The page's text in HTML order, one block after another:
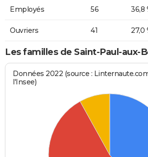
Employés 56 36,8
Ouvriers 41 27,0
Les familles de Saint-Paul-aux-
Données 2022 (source :
l'Insee)